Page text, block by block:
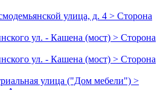
улица, д. 4 > Сторона
ул. - Кашена (мост) > Сторона
ул. - Кашена (мост) > Сторона
улица ("Дом мебели") >